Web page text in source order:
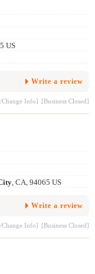
US
Write a review
Change Info] [Business Closed]
, CA, 94065 US
Write a review
Change Info] [Business Closed]